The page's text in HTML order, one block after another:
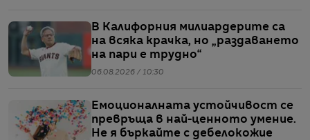
В Калифорния милиардерите са
на всяка крачка, но „раздаването
на пари е трудно“
06.08.2026 / 10:30
Емоционалната устойчивост се
превръща в най-ценното умение.
Не я бъркайте с дебелокожие